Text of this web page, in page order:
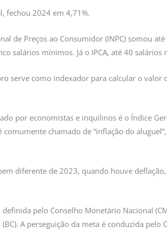
fechou 2024 em 4,71%.
de Preços ao Consumidor (INPC) somou
salários mínimos. Já o IPCA, até 40 salários
serve como indexador para calcular o
por economistas e inquilinos é o Índice
comumente chamado de “inflação do
diferente de 2023, quando houve
pelo Conselho Monetário Nacional
A perseguição da meta é conduzida pelo